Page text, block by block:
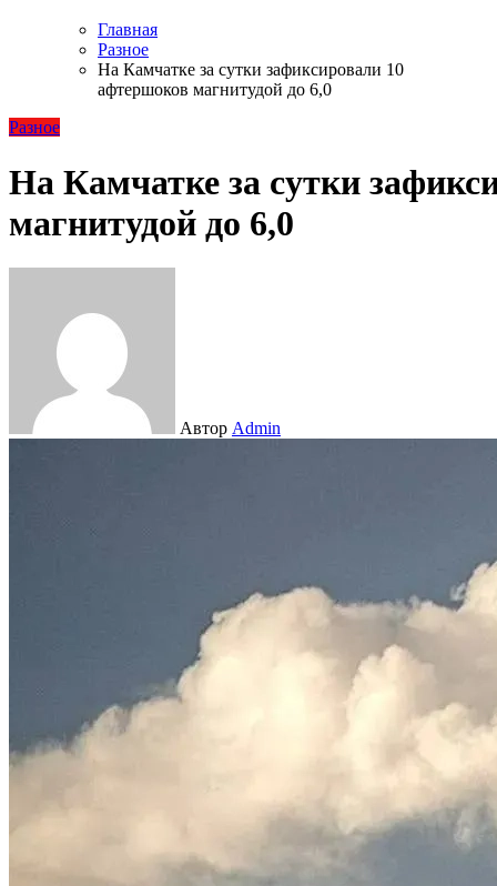
Главная
Разное
На Камчатке за сутки зафиксировали 10
афтершоков магнитудой до 6,0
Разное
На Камчатке за сутки
магнитудой до 6,0
Автор Admin